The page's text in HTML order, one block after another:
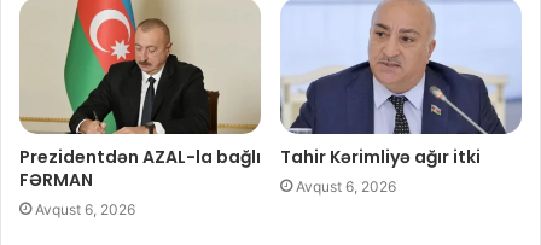
Prezidentdən AZAL-la bağlı
FƏRMAN
Avqust 6, 2026
Tahir Kərimliyə ağır itki
Avqust 6, 2026